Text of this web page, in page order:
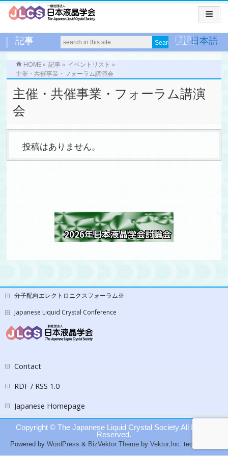
記事 日本語
HOME» 記事» イベントリスト »
主催・共催事業・フォーラム講演会
主催・共催事業・フォーラム講演
会
投稿はありません。
分子配向エレクトロニクスフォーラム※
Japanese Liquid Crystal Conference
Contact
RDF / RSS 1.0
Japanese Homepage
Copyright © The Japanese Liquid Crystal SocietyAll Rights
Reserved.
Powered byWordPress & BizVektor Theme byVektor,Inc. technology.